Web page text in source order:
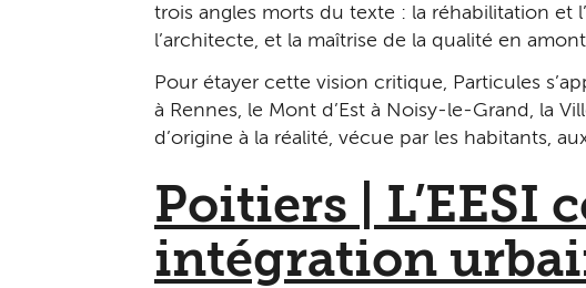
trois angles morts du texte : la réhabilitation et
l’architecte, et la maîtrise de la qualité en
Pour étayer cette vision critique, Particules
à Rennes, le Mont d’Est à Noisy-le-Grand, la
d’origine à la réalité, vécue par les habitants,
Poitiers | L’EESI
intégration